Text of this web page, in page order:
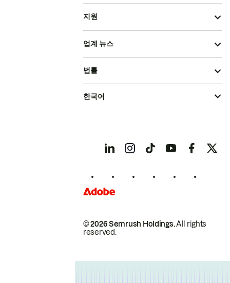
지원
업계 뉴스
© 2026 Semrush Holdings.All rights
reserved.
법률
한국어